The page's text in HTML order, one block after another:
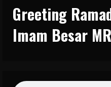
Greeting
Imam Besar